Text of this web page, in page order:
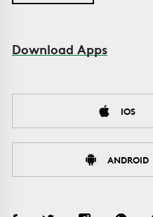
Download Apps
IOS
ANDROID